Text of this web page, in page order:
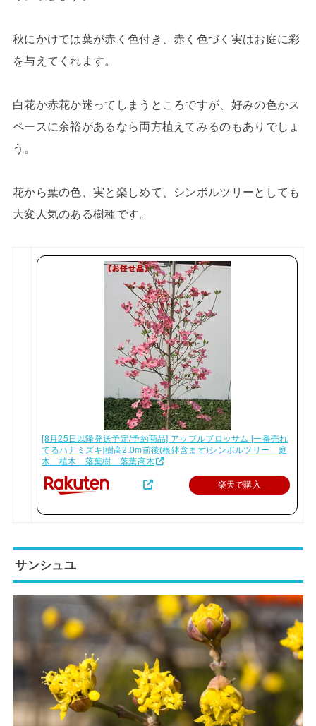
秋にかけては葉が赤く色付き、赤く色づく実はお庭に彩
を与えてくれます。
白花か赤花か迷ってしまうところですが、好みの色かス
ペースに余裕があるなら両方植えてみるのもありでしょ
う。
花から葉の色、実と楽しめて、シンボルツリーとしても
大変人気のある樹種です。
[8月25日以降発送予定/予約商品] アップルブロッサム [一番売れ
てるハナミズキ]樹高2.0m前後(根鉢含まず)シンボルツリー 庭
木 植木 落葉樹 落葉高木
楽天で購入
サンシュユ